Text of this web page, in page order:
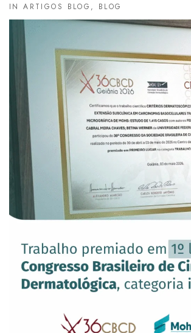
INARTIGOS BLOG , BLOG